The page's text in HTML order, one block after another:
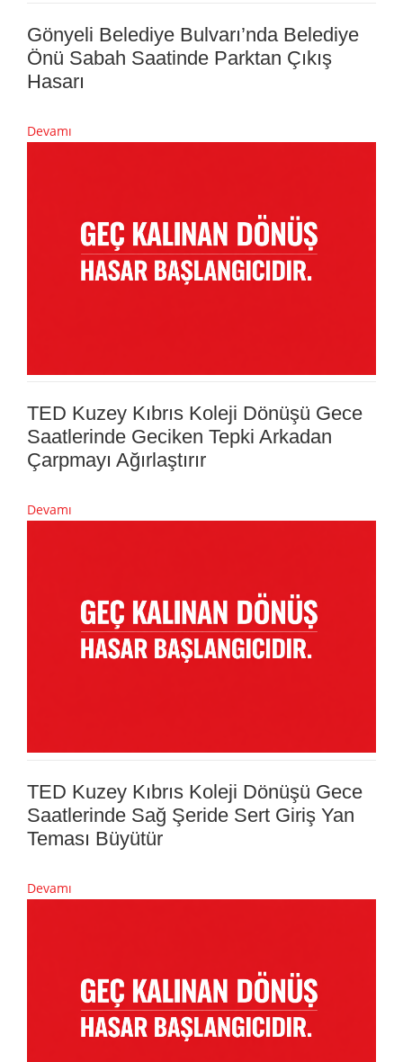
Gönyeli Belediye Bulvarı’nda Belediye
Önü Sabah Saatinde Parktan Çıkış
Hasarı
Devamı
TED Kuzey Kıbrıs Koleji Dönüşü Gece
Saatlerinde Geciken Tepki Arkadan
Çarpmayı Ağırlaştırır
Devamı
TED Kuzey Kıbrıs Koleji Dönüşü Gece
Saatlerinde Sağ Şeride Sert Giriş Yan
Teması Büyütür
Devamı